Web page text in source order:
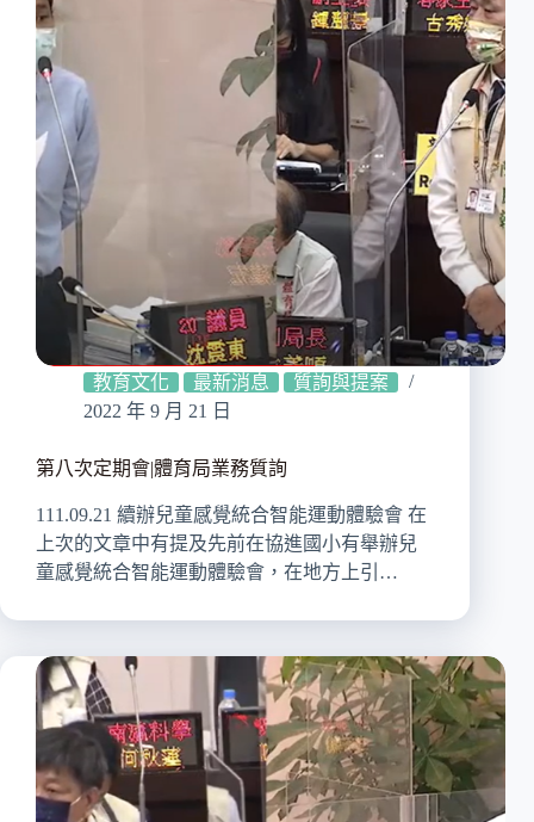
教育文化 最新消息
質詢與提案
2022 年 9 月 21 日
第八次定期會|體育局業務質詢
111.09.21 續辦兒童感覺統合智能運動體驗會 在
上次的文章中有提及先前在協進國小有舉辦兒
童感覺統合智能運動體驗會，在地方上引…